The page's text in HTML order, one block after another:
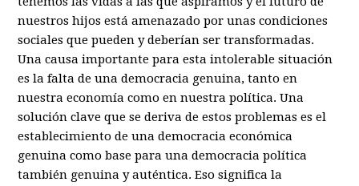
nuestros hijos está amenazado por unas condiciones
sociales que pueden y deberían ser transformadas.
Una causa importante para esta intolerable situación
es la falta de una democracia genuina, tanto en
nuestra economía como en nuestra política. Una
solución clave que se deriva de estos problemas es el
establecimiento de una democracia económica
genuina como base para una democracia política
también genuina y auténtica. Eso significa la